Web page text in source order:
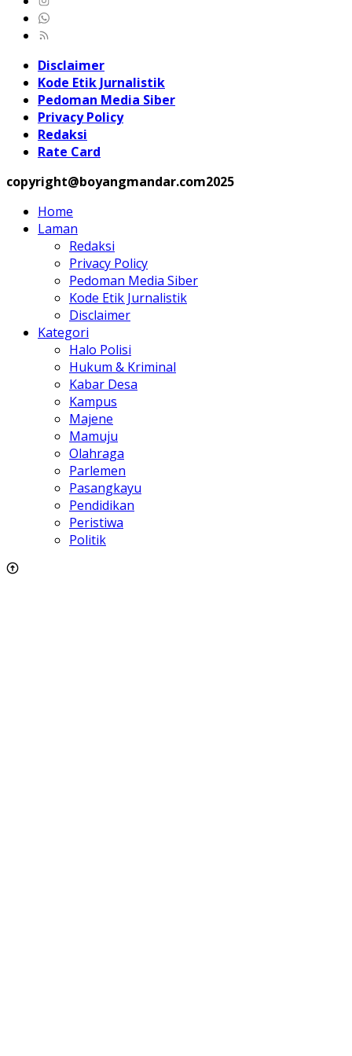
Disclaimer
Kode Etik Jurnalistik
Pedoman Media Siber
Privacy Policy
Redaksi
Rate Card
copyright@boyangmandar.com2025
Home
Laman
Redaksi
Privacy Policy
Pedoman Media Siber
Kode Etik Jurnalistik
Disclaimer
Kategori
Halo Polisi
Hukum & Kriminal
Kabar Desa
Kampus
Majene
Mamuju
Olahraga
Parlemen
Pasangkayu
Pendidikan
Peristiwa
Politik